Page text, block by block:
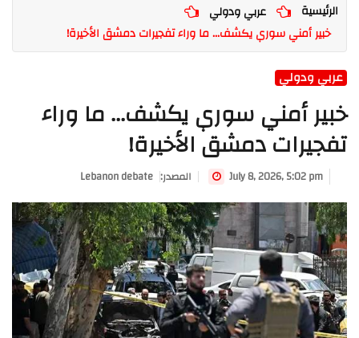
الرئيسية
عربي ودولي
خبير أمني سوري يكشف... ما وراء تفجيرات دمشق الأخيرة!
عربي ودولي
خبير أمني سوري يكشف... ما وراء
تفجيرات دمشق الأخيرة!
Lebanon debate :المصدر July 8, 2026, 5:02 pm